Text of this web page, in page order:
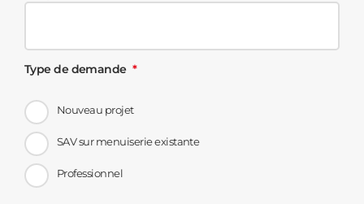
Type de demande
Nouveau projet
SAV sur menuiserie existante
Professionnel